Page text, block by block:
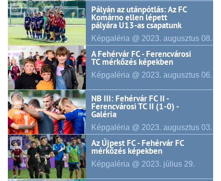
Pályán az utánpótlás: Az FC
Komárno ellen lépett
pályára U13-as csapatunk
Képgaléria @ 2023. augusztus 08.
A Fehérvár FC - Ferencvárosi
TC mérkőzés képekben
Képgaléria @ 2023. augusztus 06.
NB III: Fehérvár FC II -
Ferencvárosi TC II (1-0) -
Galéria
Képgaléria @ 2023. augusztus 03.
Az Újpest FC - Fehérvár FC
mérkőzés képekben
Képgaléria @ 2023. július 29.